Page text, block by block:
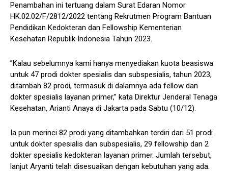
Penambahan ini tertuang dalam Surat Edaran Nomor
HK.02.02/F/2812/2022 tentang Rekrutmen Program Bantuan
Pendidikan Kedokteran dan Fellowship Kementerian
Kesehatan Republik Indonesia Tahun 2023.
”Kalau sebelumnya kami hanya menyediakan kuota beasiswa
untuk 47 prodi dokter spesialis dan subspesialis, tahun 2023,
ditambah 82 prodi, termasuk di dalamnya ada fellow dan
dokter spesialis layanan primer,” kata Direktur Jenderal Tenaga
Kesehatan, Arianti Anaya di Jakarta pada Sabtu (10/12).
Ia pun merinci 82 prodi yang ditambahkan terdiri dari 51 prodi
untuk dokter spesialis dan subspesialis, 29 fellowship dan 2
dokter spesialis kedokteran layanan primer. Jumlah tersebut,
lanjut Aryanti telah disesuaikan dengan kebutuhan yang ada.